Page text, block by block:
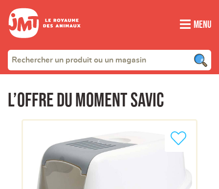
Menu
L’offre du moment SAVIC